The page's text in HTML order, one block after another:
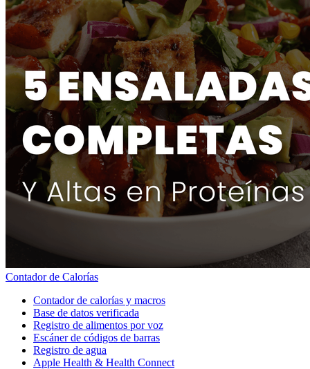
Contador de Calorías
Contador de calorías y macros
Base de datos verificada
Registro de alimentos por voz
Escáner de códigos de barras
Registro de agua
Apple Health & Health Connect